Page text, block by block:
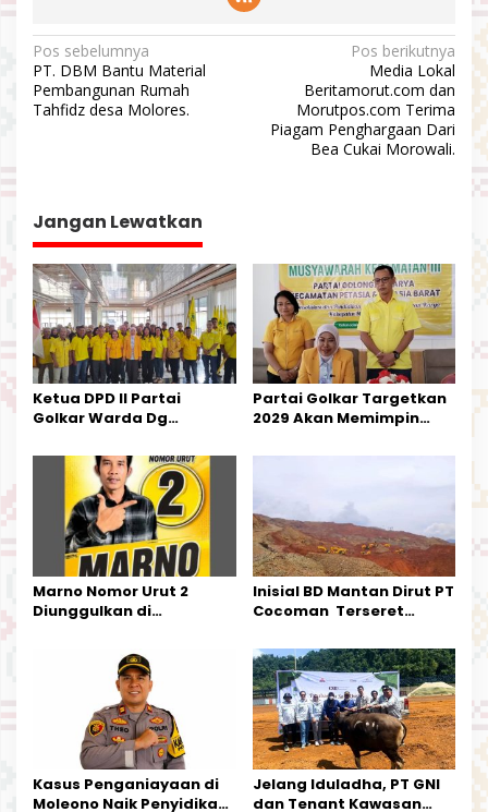
N
a
v
a
s
i
p
o
s
Pos sebelumnya
PT. DBM Bantu Material
Pembangunan Rumah
Tahfidz desa Molores.
Pos berikutnya
Media Lokal
Beritamorut.com dan
Morutpos.com Terima
Piagam Penghargaan Dari
Bea Cukai Morowali.
Jangan Lewatkan
Ketua DPD II Partai
Golkar Warda Dg
Pengurus Parti
Kecamatan Petasia dan
Kecamatan Petbar
Partai Golkar Targetkan
2029 Akan Memimpin
Marno Nomor Urut 2
Diunggulkan di
Kesederhanaannya Jadi
Harapan Warga
Inisial BD Mantan Dirut PT
Cocoman Terseret
Tata Kelola Tambang
Kalimantan Barat
Kasus Penganiayaan di
Moleono Naik Penyidikan,
Jelang Iduladha, PT GNI
dan Tenant Kawasan